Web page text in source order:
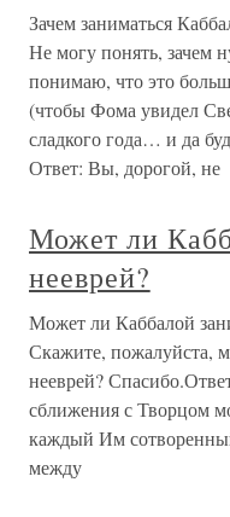
Зачем заниматься
Не могу понять, зачем
понимаю, что это
(чтобы Фома увидел
сладкого года… и да
Ответ: Вы, дорогой, не
Может ли
нееврей?
Может ли Каббалой
Скажите, пожалуйста,
нееврей?
сближения с Творцом
каждый Им
между